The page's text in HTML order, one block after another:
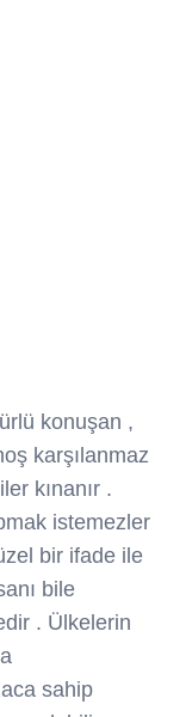
konuşan ,
karşılanmaz
kınanır .
istemezler
bir ifade ile
bile
. Ülkelerin
sahip